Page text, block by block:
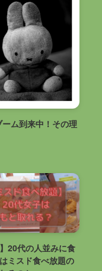
ーム到来中！その理
】20代の人並みに食
ミスド食べ放題の